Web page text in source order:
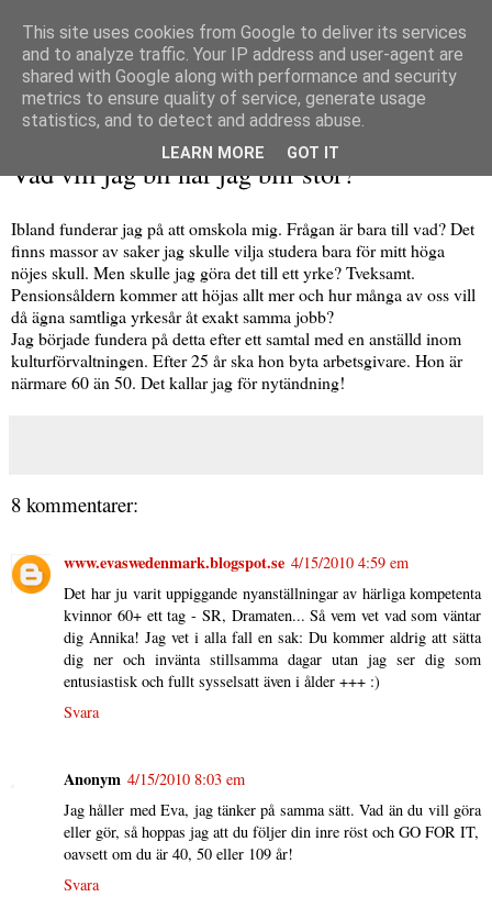
Vad vill jag bli när jag blir stor?
Ibland funderar jag på att omskola mig. Frågan är bara till vad? Det
finns massor av saker jag skulle vilja studera bara för mitt höga
nöjes skull. Men skulle jag göra det till ett yrke? Tveksamt.
Pensionsåldern kommer att höjas allt mer och hur många av oss vill
då ägna samtliga yrkesår åt exakt samma jobb?
Jag började fundera på detta efter ett samtal med en anställd inom
kulturförvaltningen. Efter 25 år ska hon byta arbetsgivare. Hon är
närmare 60 än 50. Det kallar jag för nytändning!
8 kommentarer:
www.evaswedenmark.blogspot.se 4/15/2010 4:59 em
Det har ju varit uppiggande nyanställningar av härliga kompetenta
kvinnor 60+ ett tag - SR, Dramaten... Så vem vet vad som väntar
dig Annika! Jag vet i alla fall en sak: Du kommer aldrig att sätta
dig ner och invänta stillsamma dagar utan jag ser dig som
entusiastisk och fullt sysselsatt även i ålder +++ :)
Svara
Anonym 4/15/2010 8:03 em
Jag håller med Eva, jag tänker på samma sätt. Vad än du vill göra
eller gör, så hoppas jag att du följer din inre röst och GO FOR IT,
oavsett om du är 40, 50 eller 109 år!
Svara
This site uses cookies from Google to deliver its services
and to analyze traffic. Your IP address and user-agent are
shared with Google along with performance and security
metrics to ensure quality of service, generate usage
statistics, and to detect and address abuse.
LEARN MORE GOT IT